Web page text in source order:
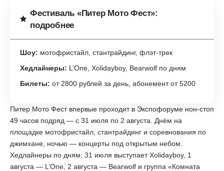
Фестиваль «Питер Мото Фест»:
подробнее
Шоу: мотофристайл, стантрайдинг, флэт-трек
Хедлайнеры: L’One, Xolidayboy, Bearwolf по дням
Билеты: от 2800 рублей за день, абонемент от 5200
Питер Мото Фест впервые проходит в Экспофоруме нон-стоп
49 часов подряд — с 31 июля по 2 августа. Днём на
площадке мотофристайл, стантрайдинг и соревнования по
джимхане, ночью — концерты под открытым небом.
Хедлайнеры по дням: 31 июля выступает Xolidayboy, 1
августа — L’One, 2 августа — Bearwolf и группа «Комната